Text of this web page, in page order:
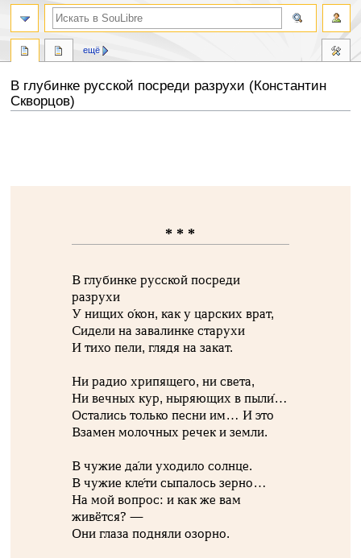
В глубинке русской посреди разрухи (Константин
Скворцов)
* * *
В глубинке русской посреди
разрухи
У нищих о́кон, как у царских врат,
Сидели на завалинке старухи
И тихо пели, глядя на закат.
Ни радио хрипящего, ни света,
Ни вечных кур, ныряющих в пыли́…
Остались только песни им… И это
Взамен молочных речек и земли.
В чужие да́ли уходило солнце.
В чужие кле́ти сыпалось зерно…
На мой вопрос: и как же вам
живётся? —
Они глаза подняли озорно.
ещё